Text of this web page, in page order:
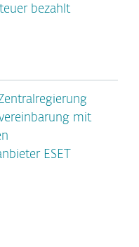
teuer bezahlt
mit
ESET